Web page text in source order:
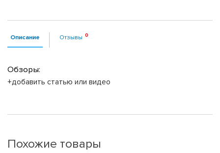
Описание Отзывы
Обзоры:
+добавить статью или видео
Похожие товары